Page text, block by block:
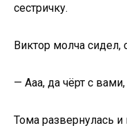
сестричку.
Виктор молча сидел,
— Ааа, да чёрт с вами,
Тома развернулась